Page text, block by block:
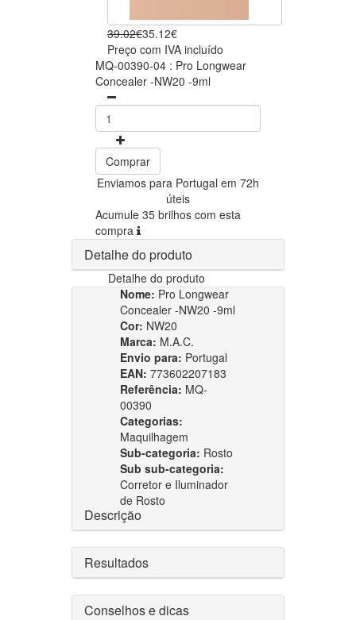
39.02€35.12€
Preço com IVA incluído
MQ-00390-04 : Pro Longwear
Concealer -NW20 -9ml
Comprar
Enviamos para Portugal em 72h
úteis
Acumule 35 brilhos com esta
compra
Detalhe do produto
Detalhe do produto
Nome: Pro Longwear
Concealer -NW20 -9ml
Cor: NW20
Marca: M.A.C.
Envio para: Portugal
EAN: 773602207183
Referência: MQ-
00390
Categorias:
Maquilhagem
Sub-categoria: Rosto
Sub sub-categoria:
Corretor e Iluminador
de Rosto
Descrição
Resultados
Conselhos e dicas